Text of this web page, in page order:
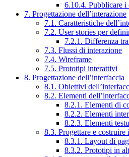
6.10.4. Pubblicare i
7. Progettazione dell’interazione
7.1. Caratteristiche
7.2. User stories per
7.2.1. Differenza
7.3. Flussi di interazione
7.4. Wireframe
7.5. Prototipi interattivi
8. Progettazione dell’interfaccia
8.1. Obiettivi
8.2. Elementi
8.2.1. Elementi di
8.2.2. Elementi
8.2.3. Elementi
8.3. Progettare e costruire
8.3.1. Layout di
8.3.2. Prototipi in